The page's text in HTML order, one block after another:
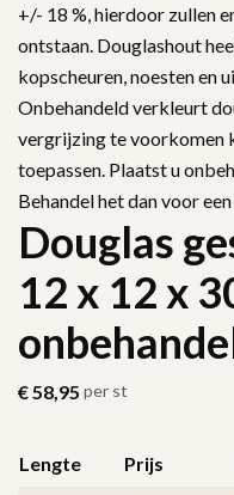
+/- 18 %, hierdoor zullen
ontstaan. Douglashout
kopscheuren, noesten en
Onbehandeld verkleurt
vergrijzing te voorkomen
toepassen. Plaatst u
Behandel het dan voor
Douglas
12 x 12 x
€58,95 per st
Lengte Prijs